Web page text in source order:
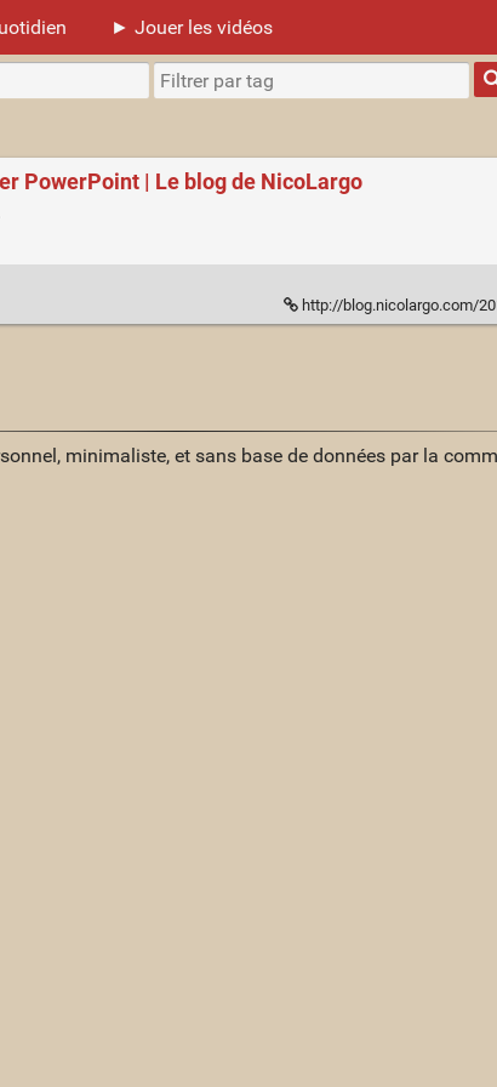
► Jouer les vidéos
PowerPoint | Le blog de NicoLargo
http://blog.nicolargo.com/2012/07/
minimaliste, et sans base de données par la